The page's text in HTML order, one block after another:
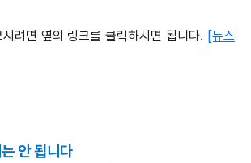
려면 옆의 링크를 클릭하시면 됩니다. [뉴스
안 됩니다